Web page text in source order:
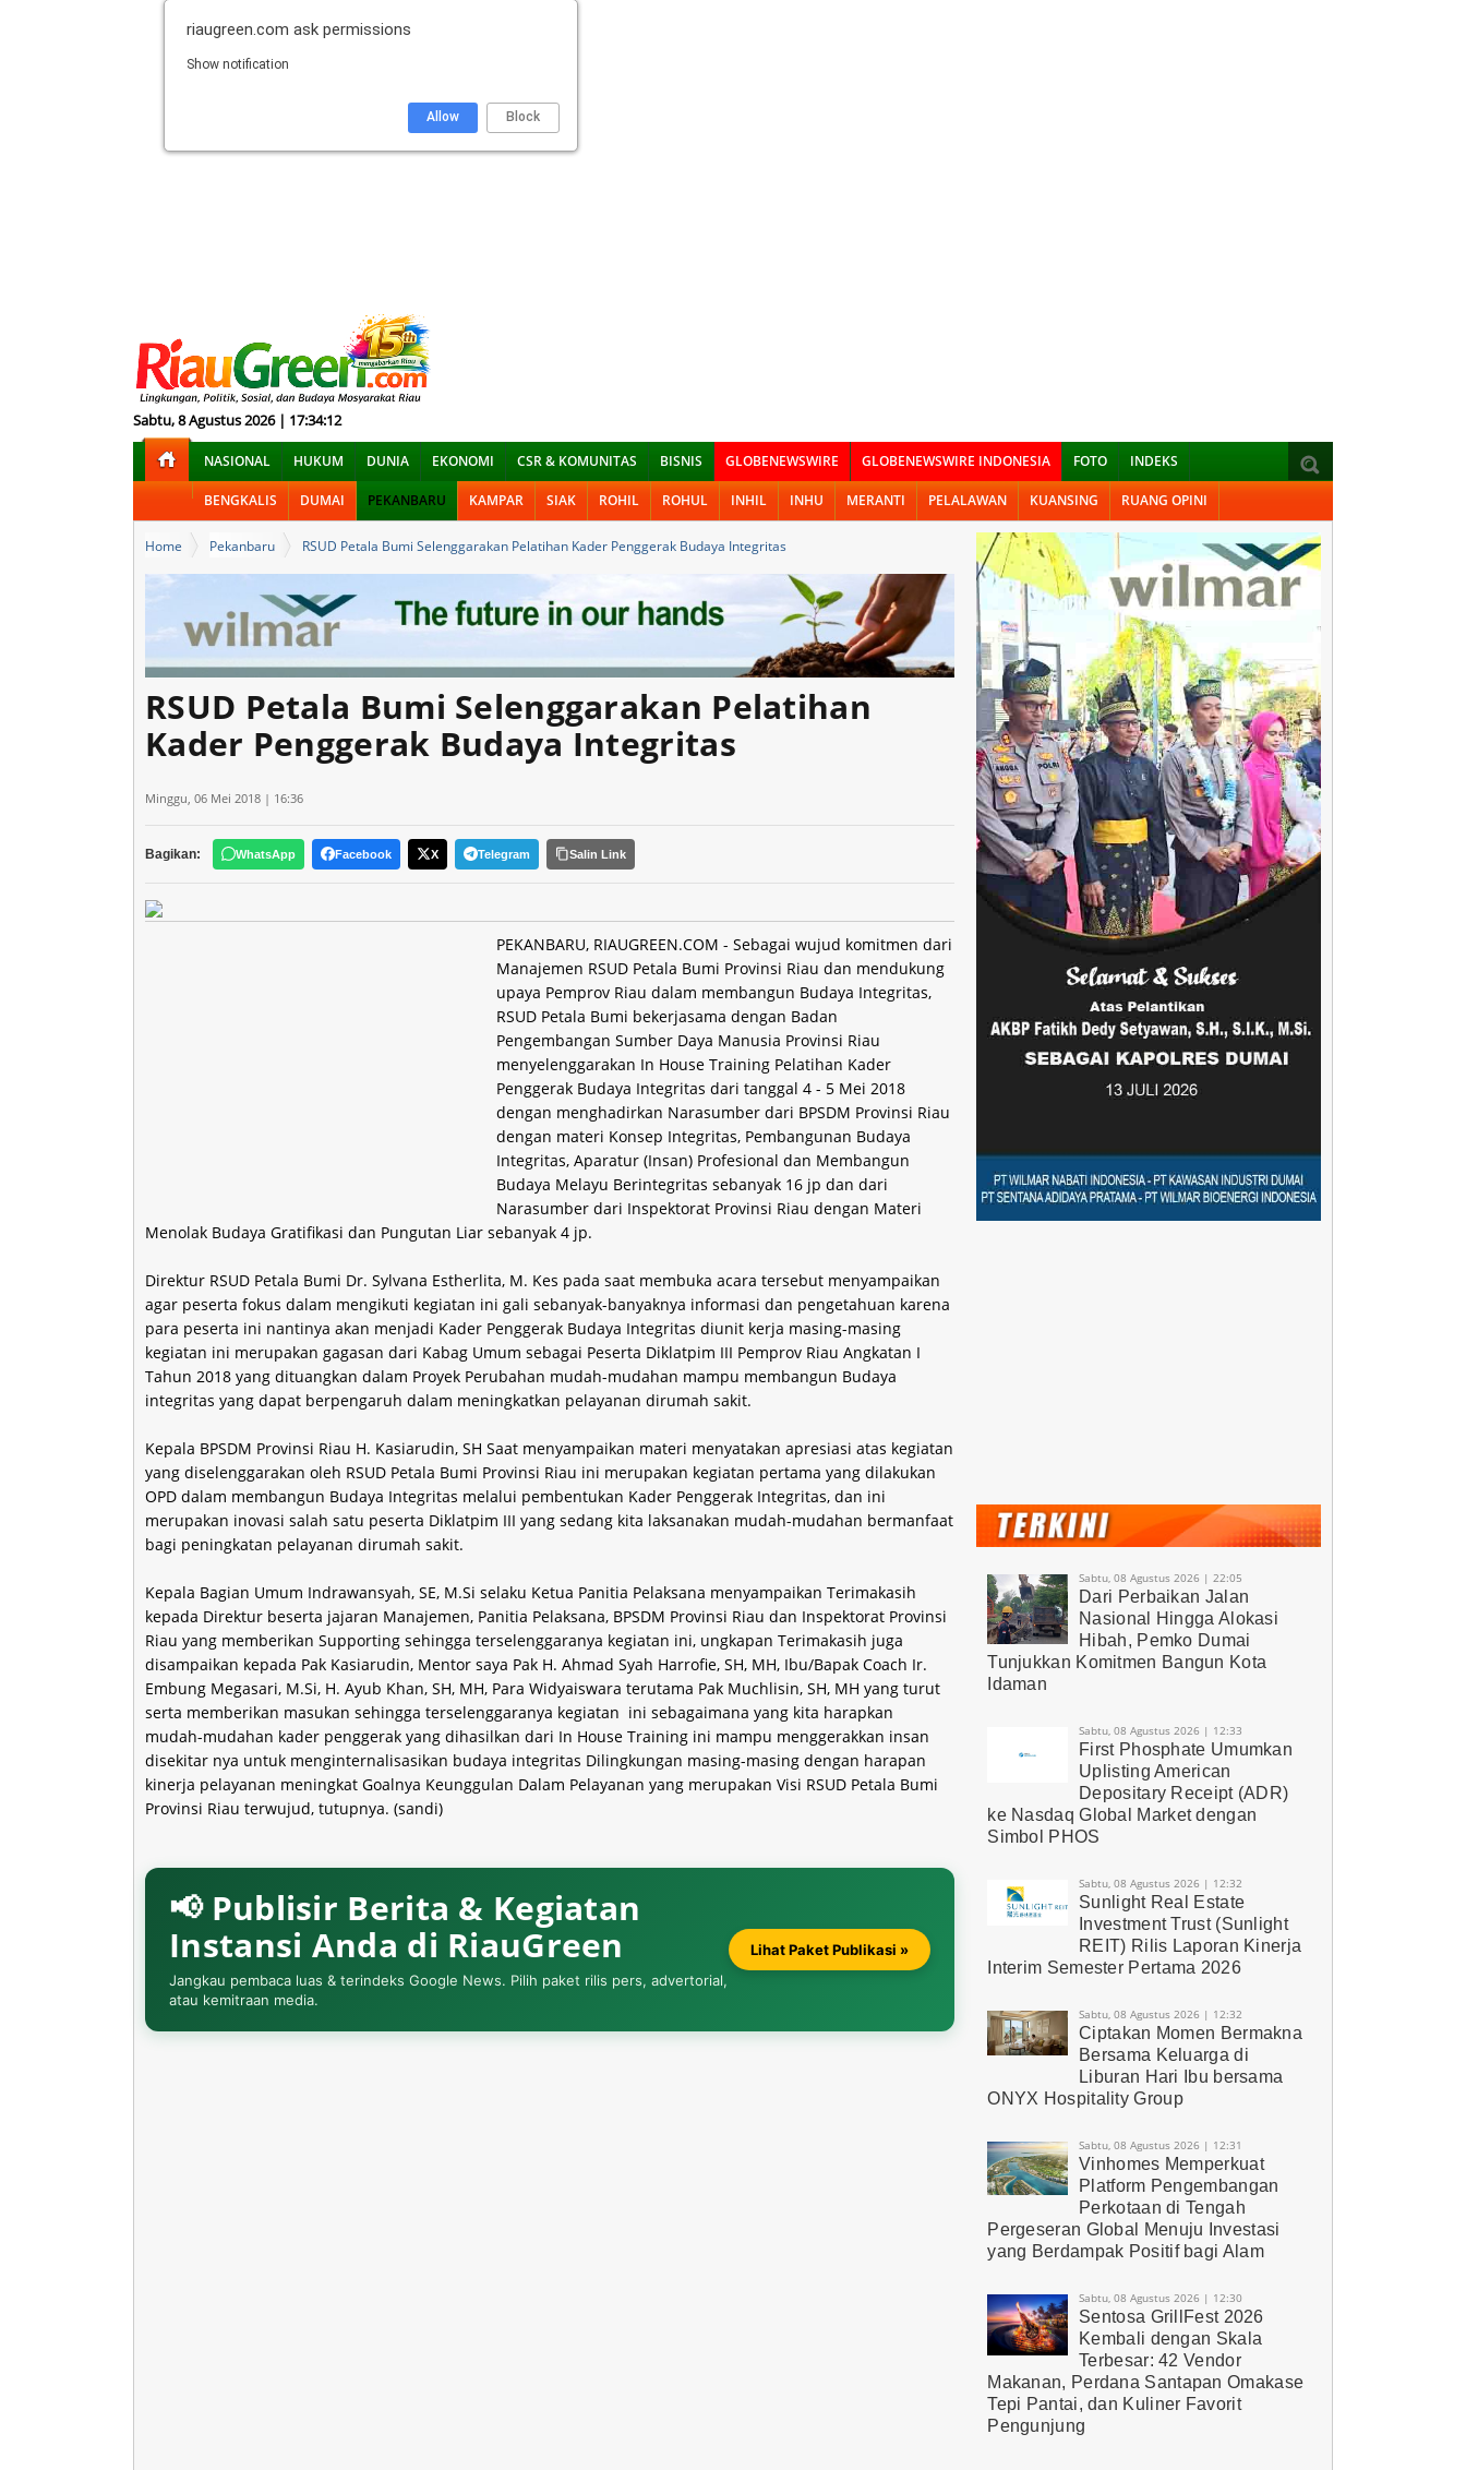
Sabtu, 8 Agustus 2026 | 17:34:13
NASIONAL HUKUM DUNIA EKONOMI CSR & KOMUNITAS BISNIS GLOBENEWSWIRE GLOBENEWSWIRE INDONESIA FOTO INDEKS
BENGKALIS DUMAI PEKANBARU KAMPAR SIAK ROHIL ROHUL INHIL INHU MERANTI PELALAWAN KUANSING RUANG OPINI
Home Pekanbaru RSUD Petala Bumi Selenggarakan Pelatihan Kader Penggerak Budaya Integritas
RSUD Petala Bumi Selenggarakan Pelatihan
Kader Penggerak Budaya Integritas
Minggu, 06 Mei 2018 | 16:36
Bagikan: WhatsApp Facebook X Telegram Salin Link
PEKANBARU, RIAUGREEN.COM - Sebagai wujud komitmen dari
Manajemen RSUD Petala Bumi Provinsi Riau dan mendukung
upaya Pemprov Riau dalam membangun Budaya Integritas,
RSUD Petala Bumi bekerjasama dengan Badan
Pengembangan Sumber Daya Manusia Provinsi Riau
menyelenggarakan In House Training Pelatihan Kader
Penggerak Budaya Integritas dari tanggal 4 - 5 Mei 2018
dengan menghadirkan Narasumber dari BPSDM Provinsi Riau
dengan materi Konsep Integritas, Pembangunan Budaya
Integritas, Aparatur (Insan) Profesional dan Membangun
Budaya Melayu Berintegritas sebanyak 16 jp dan dari
Narasumber dari Inspektorat Provinsi Riau dengan Materi
Menolak Budaya Gratifikasi dan Pungutan Liar sebanyak 4 jp.
Direktur RSUD Petala Bumi Dr. Sylvana Estherlita, M. Kes pada saat membuka acara tersebut menyampaikan
agar peserta fokus dalam mengikuti kegiatan ini gali sebanyak-banyaknya informasi dan pengetahuan karena
para peserta ini nantinya akan menjadi Kader Penggerak Budaya Integritas diunit kerja masing-masing
kegiatan ini merupakan gagasan dari Kabag Umum sebagai Peserta Diklatpim III Pemprov Riau Angkatan I
Tahun 2018 yang dituangkan dalam Proyek Perubahan mudah-mudahan mampu membangun Budaya
integritas yang dapat berpengaruh dalam meningkatkan pelayanan dirumah sakit.
Kepala BPSDM Provinsi Riau H. Kasiarudin, SH Saat menyampaikan materi menyatakan apresiasi atas kegiatan
yang diselenggarakan oleh RSUD Petala Bumi Provinsi Riau ini merupakan kegiatan pertama yang dilakukan
OPD dalam membangun Budaya Integritas melalui pembentukan Kader Penggerak Integritas, dan ini
merupakan inovasi salah satu peserta Diklatpim III yang sedang kita laksanakan mudah-mudahan bermanfaat
bagi peningkatan pelayanan dirumah sakit.
Kepala Bagian Umum Indrawansyah, SE, M.Si selaku Ketua Panitia Pelaksana menyampaikan Terimakasih
kepada Direktur beserta jajaran Manajemen, Panitia Pelaksana, BPSDM Provinsi Riau dan Inspektorat Provinsi
Riau yang memberikan Supporting sehingga terselenggaranya kegiatan ini, ungkapan Terimakasih juga
disampaikan kepada Pak Kasiarudin, Mentor saya Pak H. Ahmad Syah Harrofie, SH, MH, Ibu/Bapak Coach Ir.
Embung Megasari, M.Si, H. Ayub Khan, SH, MH, Para Widyaiswara terutama Pak Muchlisin, SH, MH yang turut
serta memberikan masukan sehingga terselenggaranya kegiatan ini sebagaimana yang kita harapkan
mudah-mudahan kader penggerak yang dihasilkan dari In House Training ini mampu menggerakkan insan
disekitar nya untuk menginternalisasikan budaya integritas Dilingkungan masing-masing dengan harapan
kinerja pelayanan meningkat Goalnya Keunggulan Dalam Pelayanan yang merupakan Visi RSUD Petala Bumi
Provinsi Riau terwujud, tutupnya. (sandi)
📢 Publisir Berita & Kegiatan
Instansi Anda di RiauGreen
Jangkau pembaca luas & terindeks Google News. Pilih paket rilis pers, advertorial,
atau kemitraan media.
Lihat Paket Publikasi »
Sabtu, 08 Agustus 2026 | 22:05
Dari Perbaikan Jalan
Nasional Hingga Alokasi
Hibah, Pemko Dumai
Tunjukkan Komitmen Bangun Kota
Idaman
Sabtu, 08 Agustus 2026 | 12:33
First Phosphate Umumkan
Uplisting American
Depositary Receipt (ADR)
ke Nasdaq Global Market dengan
Simbol PHOS
Sabtu, 08 Agustus 2026 | 12:32
Sunlight Real Estate
Investment Trust (Sunlight
REIT) Rilis Laporan Kinerja
Interim Semester Pertama 2026
Sabtu, 08 Agustus 2026 | 12:32
Ciptakan Momen Bermakna
Bersama Keluarga di
Liburan Hari Ibu bersama
ONYX Hospitality Group
Sabtu, 08 Agustus 2026 | 12:31
Vinhomes Memperkuat
Platform Pengembangan
Perkotaan di Tengah
Pergeseran Global Menuju Investasi
yang Berdampak Positif bagi Alam
Sabtu, 08 Agustus 2026 | 12:30
Sentosa GrillFest 2026
Kembali dengan Skala
Terbesar: 42 Vendor
Makanan, Perdana Santapan Omakase
Tepi Pantai, dan Kuliner Favorit
Pengunjung
riaugreen.com ask permissions
Show notification
Block
Allow